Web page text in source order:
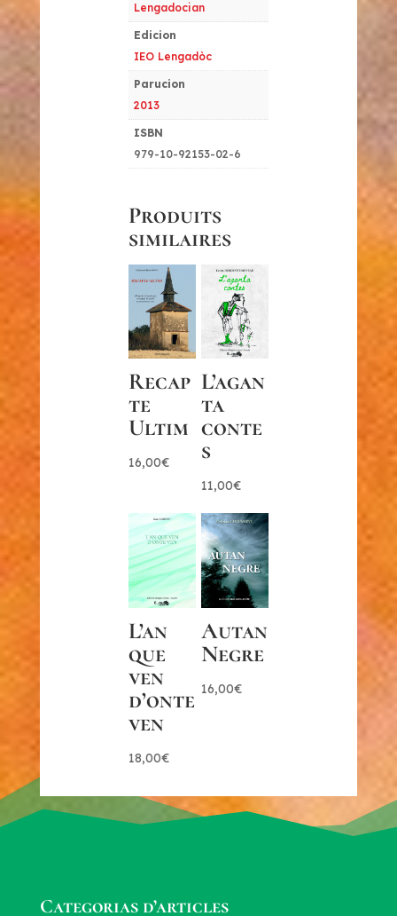
Lengadocian
Edicion
IEO Lengadòc
Parucion
2013
ISBN
979-10-92153-02-6
Produits
similaires
Recap
te
Ultim
16,00€
L’agan
ta
conte
s
11,00€
L’an
que
ven
d’onte
ven
18,00€
Autan
Negre
16,00€
Categorias d’articles